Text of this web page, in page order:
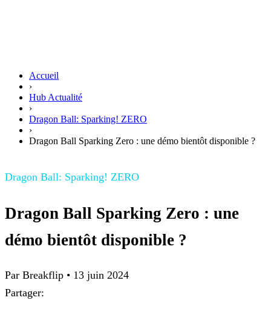
Accueil
›
Hub Actualité
›
Dragon Ball: Sparking! ZERO
›
Dragon Ball Sparking Zero : une démo bientôt disponible ?
Dragon Ball: Sparking! ZERO
Dragon Ball Sparking Zero : une
démo bientôt disponible ?
Par Breakflip • 13 juin 2024
Partager: